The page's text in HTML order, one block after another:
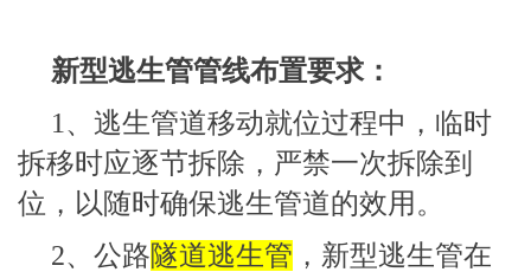
新型逃生管管线布置要求：
1、逃生管道移动就位过程中，临时
拆移时应逐节拆除，严禁一次拆除到
位，以随时确保逃生管道的效用。
2、公路隧道逃生管 ，新型逃生管在